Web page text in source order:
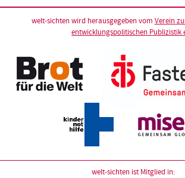
welt-sichten wird herausgegeben vom Verein
entwicklungspolitischen Publizistik
welt-sichten ist Mitglied in: